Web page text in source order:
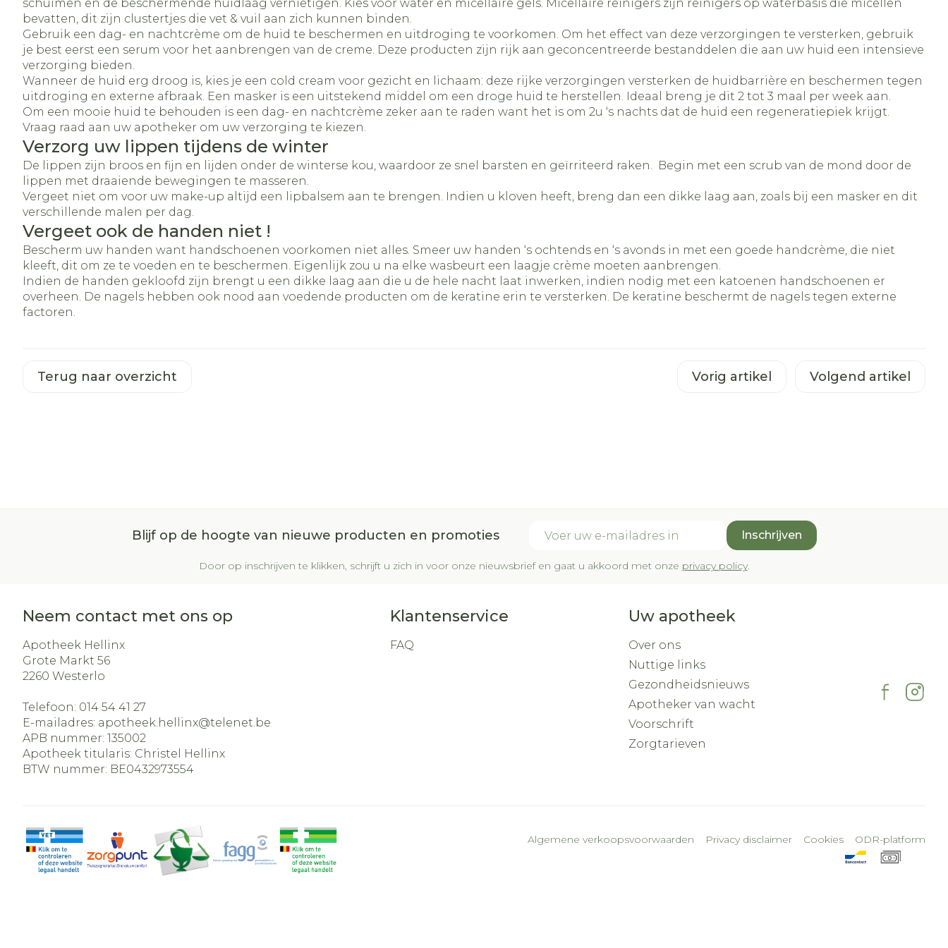
schuimen en de beschermende huidlaag vernietigen. Kies voor water en micellaire gels. Micellaire reinigers zijn reinigers op waterbasis die micellen
bevatten, dit zijn clustertjes die vet & vuil aan zich kunnen binden.
Gebruik een dag- en nachtcrème om de huid te beschermen en uitdroging te voorkomen. Om het effect van deze verzorgingen te versterken, gebruik
je best eerst een serum voor het aanbrengen van de creme. Deze producten zijn rijk aan geconcentreerde bestanddelen die aan uw huid een intensieve
verzorging bieden.
Wanneer de huid erg droog is, kies je een cold cream voor gezicht en lichaam: deze rijke verzorgingen versterken de huidbarrière en beschermen tegen
uitdroging en externe afbraak. Een masker is een uitstekend middel om een droge huid te herstellen. Ideaal breng je dit 2 tot 3 maal per week aan.
Om een mooie huid te behouden is een dag- en nachtcrème zeker aan te raden want het is om 2u ‘s nachts dat de huid een regeneratiepiek krijgt.
Vraag raad aan uw apotheker om uw verzorging te kiezen.
Verzorg uw lippen tijdens de winter
De lippen zijn broos en fijn en lijden onder de winterse kou, waardoor ze snel barsten en geïrriteerd raken. Begin met een scrub van de mond door de
lippen met draaiende bewegingen te masseren.
Vergeet niet om voor uw make-up altijd een lipbalsem aan te brengen. Indien u kloven heeft, breng dan een dikke laag aan, zoals bij een masker en dit
verschillende malen per dag.
Vergeet ook de handen niet !
Bescherm uw handen want handschoenen voorkomen niet alles. Smeer uw handen ‘s ochtends en ‘s avonds in met een goede handcrème, die niet
kleeft, dit om ze te voeden en te beschermen. Eigenlijk zou u na elke wasbeurt een laagje crème moeten aanbrengen.
Indien de handen gekloofd zijn brengt u een dikke laag aan die u de hele nacht laat inwerken, indien nodig met een katoenen handschoenen er
overheen. De nagels hebben ook nood aan voedende producten om de keratine erin te versterken. De keratine beschermt de nagels tegen externe
factoren.
Terug naar overzicht Vorig artikel Volgend artikel
Blijf op de hoogte van nieuwe producten en promoties Inschrijven
Door op inschrijven te klikken, schrijft u zich in voor onze nieuwsbrief en gaat u akkoord met onze privacy policy.
Neem contact met ons op
Apotheek Hellinx
Grote Markt 56
2260 Westerlo
Telefoon: 014 54 41 27
E-mailadres: apotheek.hellinx@telenet.be
APB nummer: 135002
Apotheek titularis: Christel Hellinx
BTW nummer: BE0432973554
Klantenservice
FAQ
Uw apotheek
Over ons
Nuttige links
Gezondheidsnieuws
Apotheker van wacht
Voorschrift
Zorgtarieven
Algemene verkoopsvoorwaarden Privacy disclaimer Cookies ODR-platform